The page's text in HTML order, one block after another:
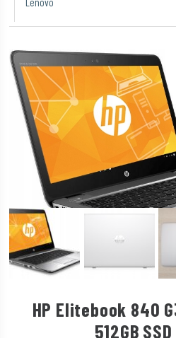
HP Elitebook 840
512GB